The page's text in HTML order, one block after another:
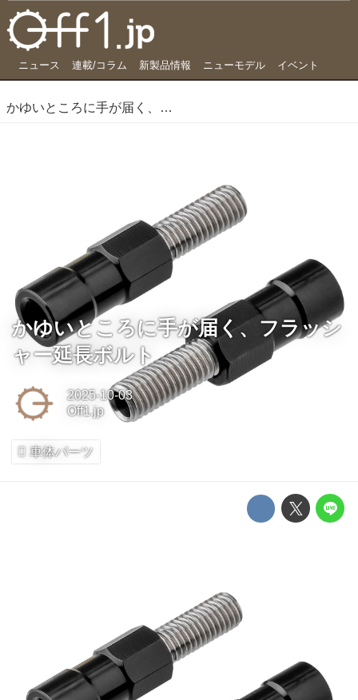
ニュース 連載/コラム 新製品情報 ニューモデル イベント
かゆいところに手が届く、フラッシャー延長ボルト
かゆいところに手が届く、フラッシ
ャー延長ボルト
2025-10-03
Off1.jp
車体パーツ